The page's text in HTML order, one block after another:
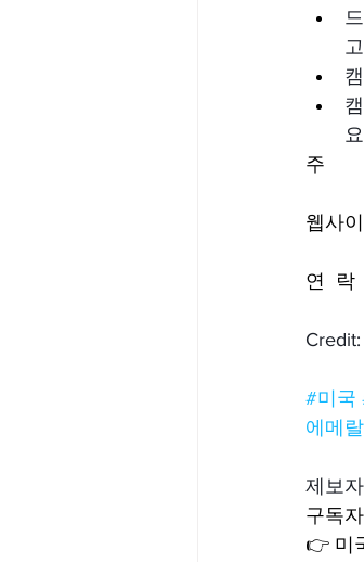
주
웹사
연  락
#미국
에메
제보
구독
👉 미